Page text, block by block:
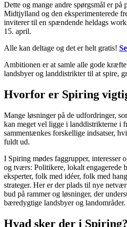
Dette og mange andre spørgsmål er på
Midtjylland og den eksperimenterede
inviterer til en spændende heldags
15. april.
Alle kan deltage og det er helt gratis!
Ambitionen er at samle alle gode
landsbyer og landdistrikter til at spire,
Hvorfor er Spiring
Mange løsninger på de udfordringer,
kan meget vel ligge i landdistrikterne i
sammentænkes forskellige indsatser,
fuldt ud.
I Spiring mødes faggrupper, interesser
og tværs: Politikere, lokalt engagerede
eksperter, folk med idéer, folk med
strateger. Her er der plads til nye
bud på rammer og løsninger, der
bæredygtige landsbyer og landområder.
Hvad sker der i Spiring?